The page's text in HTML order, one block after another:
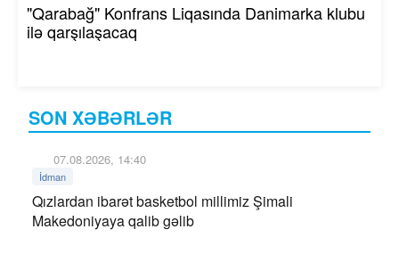
SON XƏBƏRLƏR
07.08.2026, 14:40
İdman
Qızlardan ibarət basketbol millimiz Şimali
Makedoniyaya qalib gəlib
"Qarabağ" Konfrans Liqasında Danimarka klubu
ilə qarşılaşacaq